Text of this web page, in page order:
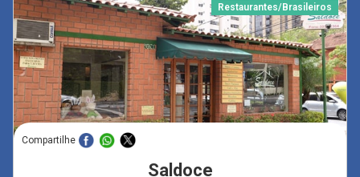
Restaurantes/Brasileiros
Compartilhe
Saldoce